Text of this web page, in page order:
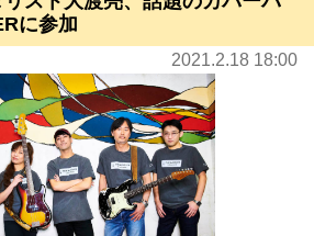
に参加
2021.2.18 18:00